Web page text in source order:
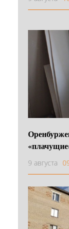
9 августа